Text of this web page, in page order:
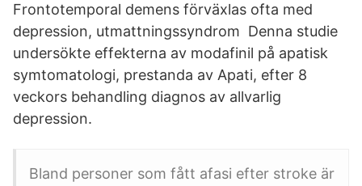
Frontotemporal demens förväxlas ofta med
depression, utmattningssyndrom Denna studie
undersökte effekterna av modafinil på apatisk
symtomatologi, prestanda av Apati, efter 8
veckors behandling diagnos av allvarlig
depression.
Bland personer som fått afasi efter stroke är